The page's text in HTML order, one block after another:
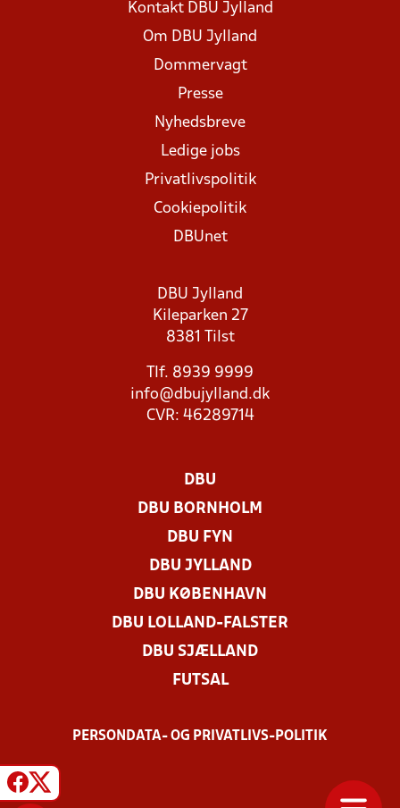
Kontakt DBU Jylland
Om DBU Jylland
Dommervagt
Presse
Nyhedsbreve
Ledige jobs
Privatlivspolitik
Cookiepolitik
DBUnet
DBU Jylland
Kileparken 27
8381 Tilst
Tlf. 8939 9999
info@dbujylland.dk
CVR: 46289714
DBU
DBU BORNHOLM
DBU FYN
DBU JYLLAND
DBU KØBENHAVN
DBU LOLLAND-FALSTER
DBU SJÆLLAND
FUTSAL
PERSONDATA- OG PRIVATLIVS-POLITIK